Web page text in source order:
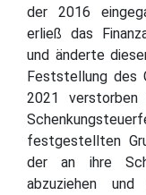
der 2016
erließ das
und änderte
Feststellung des
2021
festgestellten
der an ihre
abzuziehen